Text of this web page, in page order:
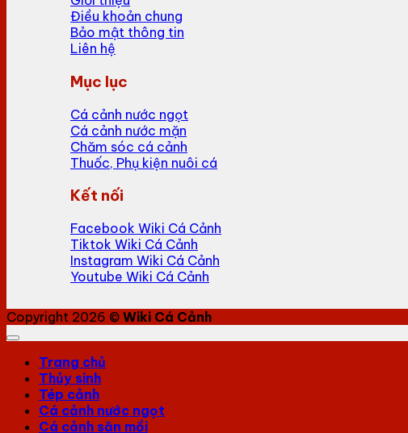
Điều khoản chung
Bảo mật thông tin
Liên hệ
Mục lục
Cá cảnh nước ngọt
Cá cảnh nước mặn
Chăm sóc cá cảnh
Thuốc, Phụ kiện nuôi cá
Kết nối
Facebook Wiki Cá Cảnh
Tiktok Wiki Cá Cảnh
Instagram Wiki Cá Cảnh
Youtube Wiki Cá Cảnh
Copyright 2026 © Wiki Cá Cảnh
Trang chủ
Thủy sinh
Tép cảnh
Cá cảnh nước ngọt
Cá cảnh săn mồi